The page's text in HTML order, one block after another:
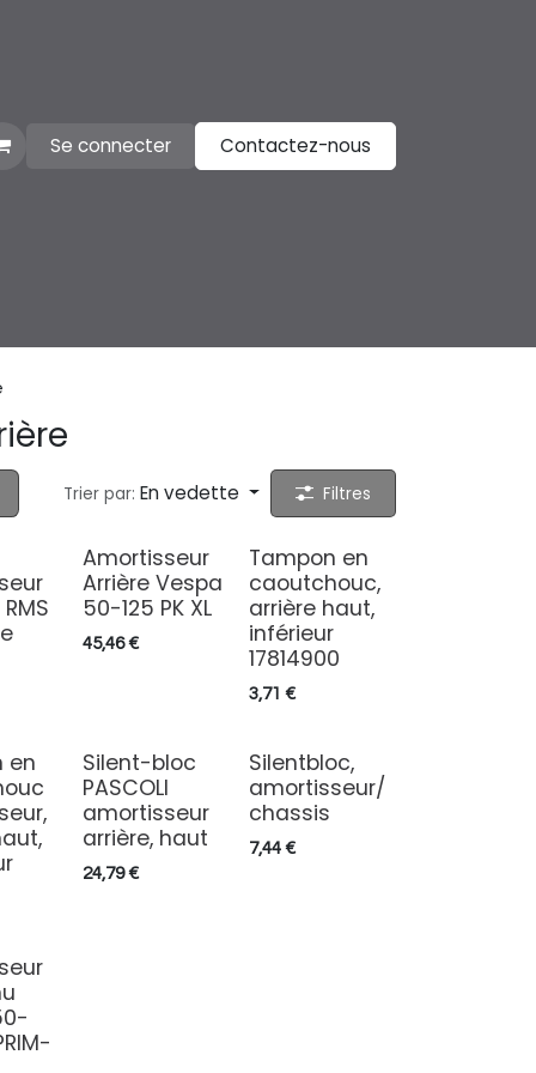
Se connecter Contactez-nous
Trier par: En vedette Filtres
Amortisseur
Arrière Vespa
50-125 PK XL
45,46€
Tampon en
caoutchouc,
arrière haut,
inférieur
17814900
3,71 €
en
Silent-bloc
PASCOLI
amortisseur
arrière, haut
24,79€
Silentbloc,
amortisseur/
chassis
7,44€